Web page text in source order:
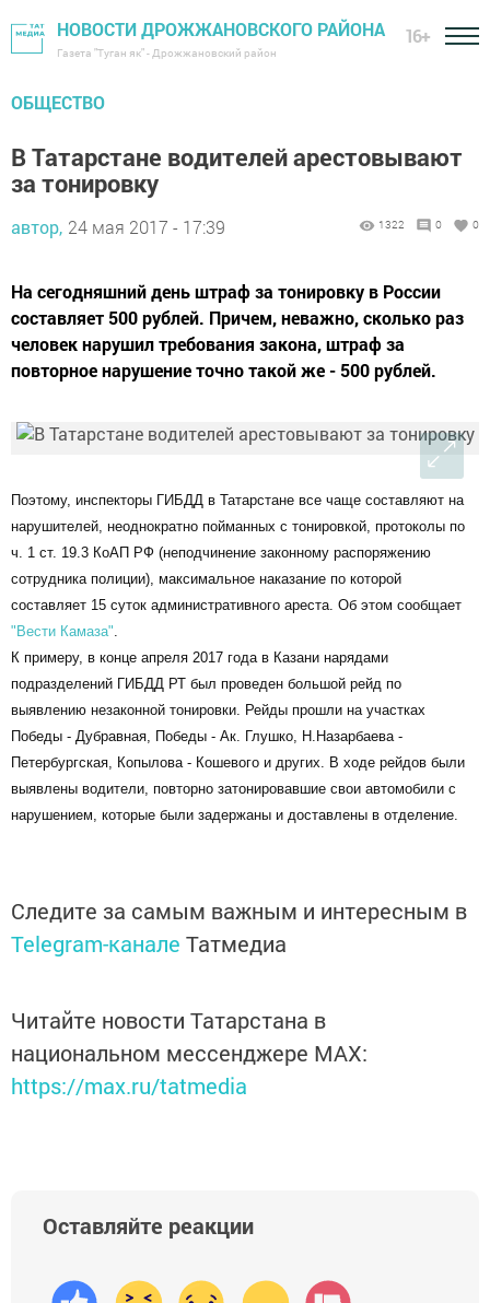
НОВОСТИ ДРОЖЖАНОВСКОГО РАЙОНА
Газета "Туган як" - Дрожжановский район
16+
ОБЩЕСТВО
В Татарстане водителей арестовывают
за тонировку
автор, 24 мая 2017 - 17:39 1322 0 0
На сегодняшний день штраф за тонировку в России
составляет 500 рублей. Причем, неважно, сколько раз
человек нарушил требования закона, штраф за
повторное нарушение точно такой же - 500 рублей.
Поэтому, инспекторы ГИБДД в Татарстане все чаще составляют на
нарушителей, неоднократно пойманных с тонировкой, протоколы по
ч. 1 ст. 19.3 КоАП РФ (неподчинение законному распоряжению
сотрудника полиции), максимальное наказание по которой
составляет 15 суток административного ареста. Об этом сообщает
"Вести Камаза".
К примеру, в конце апреля 2017 года в Казани нарядами
подразделений ГИБДД РТ был проведен большой рейд по
выявлению незаконной тонировки. Рейды прошли на участках
Победы - Дубравная, Победы - Ак. Глушко, Н.Назарбаева -
Петербургская, Копылова - Кошевого и других. В ходе рейдов были
выявлены водители, повторно затонировавшие свои автомобили с
нарушением, которые были задержаны и доставлены в отделение.
Следите за самым важным и интересным в
Telegram-канале Татмедиа
Читайте новости Татарстана в
национальном мессенджере MАХ:
https://max.ru/tatmedia
Оставляйте реакции